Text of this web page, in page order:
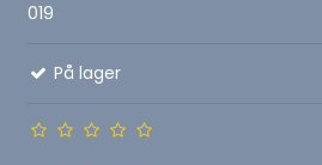
019
På lager